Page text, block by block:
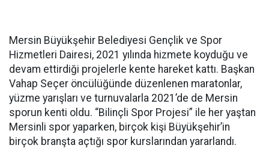
Mersin Büyükşehir Belediyesi Gençlik ve Spor
Hizmetleri Dairesi, 2021 yılında hizmete koyduğu ve
devam ettirdiği projelerle kente hareket kattı. Başkan
Vahap Seçer öncülüğünde düzenlenen maratonlar,
yüzme yarışları ve turnuvalarla 2021’de de Mersin
sporun kenti oldu. “Bilinçli Spor Projesi” ile her yaştan
Mersinli spor yaparken, birçok kişi Büyükşehir’in
birçok branşta açtığı spor kurslarından yararlandı.